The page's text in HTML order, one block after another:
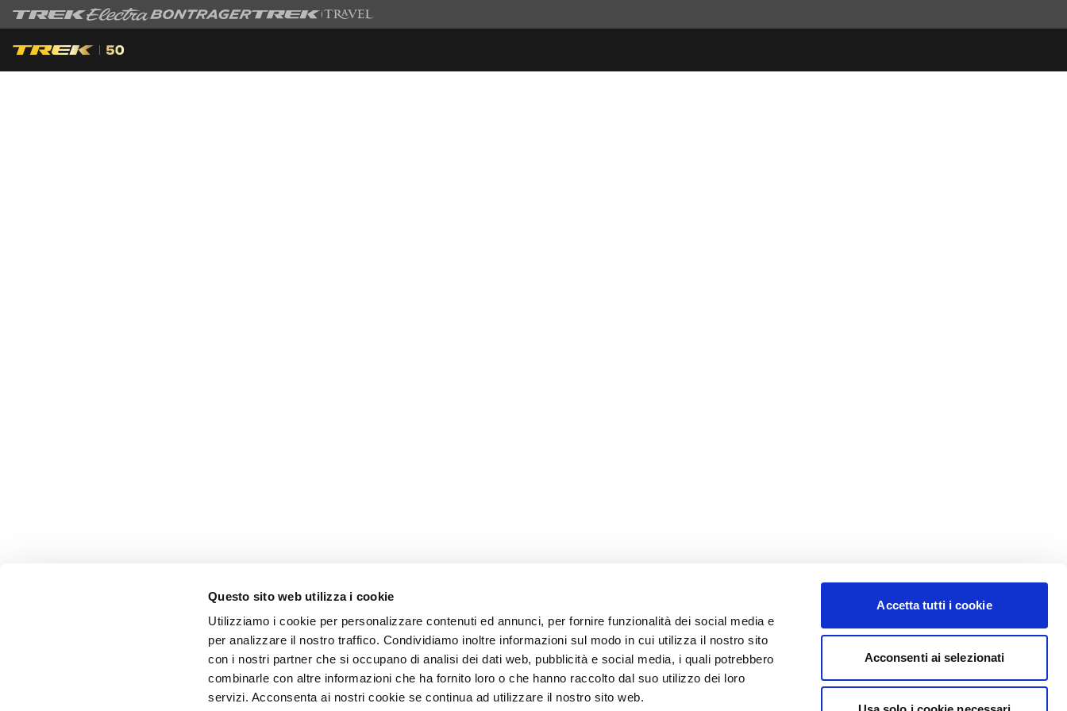
Questo sito web utilizza i cookie
Utilizziamo i cookie per personalizzare contenuti ed annunci, per fornire funzionalità dei social media e
per analizzare il nostro traffico. Condividiamo inoltre informazioni sul modo in cui utilizza il nostro sito
con i nostri partner che si occupano di analisi dei dati web, pubblicità e social media, i quali potrebbero
combinarle con altre informazioni che ha fornito loro o che hanno raccolto dal suo utilizzo dei loro
servizi. Acconsenta ai nostri cookie se continua ad utilizzare il nostro sito web.
Accetta tutti i cookie
Acconsenti ai selezionati